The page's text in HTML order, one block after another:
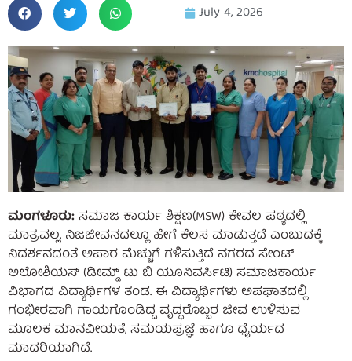
July 4, 2026
ಮಂಗಳೂರು:ಸಮಾಜ ಕಾರ್ಯ ಶಿಕ್ಷಣ(MSW) ಕೇವಲ ಪಠ್ಯದಲ್ಲಿ
ಮಾತ್ರವಲ್ಲ, ನಿಜಜೀವನದಲ್ಲೂ ಹೇಗೆ ಕೆಲಸ ಮಾಡುತ್ತದೆ ಎಂಬುದಕ್ಕೆ
ನಿದರ್ಶನದಂತೆ ಅಪಾರ ಮೆಚ್ಚುಗೆ ಗಳಿಸುತ್ತಿದೆ ನಗರದ ಸೇಂಟ್
ಅಲೋಶಿಯಸ್ (ಡೀಮ್ಡ್ ಟು ಬಿ ಯೂನಿವರ್ಸಿಟಿ) ಸಮಾಜಕಾರ್ಯ
ವಿಭಾಗದ ವಿದ್ಯಾರ್ಥಿಗಳ ತಂಡ. ಈ ವಿದ್ಯಾರ್ಥಿಗಳು ಅಪಘಾತದಲ್ಲಿ
ಗಂಭೀರವಾಗಿ ಗಾಯಗೊಂಡಿದ್ದ ವೃದ್ಧರೊಬ್ಬರ ಜೀವ ಉಳಿಸುವ
ಮೂಲಕ ಮಾನವೀಯತೆ, ಸಮಯಪ್ರಜ್ಞೆ ಹಾಗೂ ಧೈರ್ಯದ
ಮಾದರಿಯಾಗಿದೆ.